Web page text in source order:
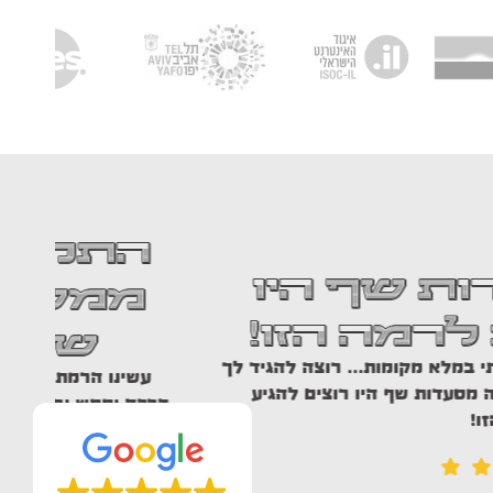
לנויה פוד והם
אותי למרות
היה עומס
השנה ונוצר בלבול נוראי עם החברה שהזמננו
אוכל לאירוע. התקשרתי לנויה פוד והם ממשהצילו
היה עומס .אני חייבת להם המון! והאוכל היה ממש